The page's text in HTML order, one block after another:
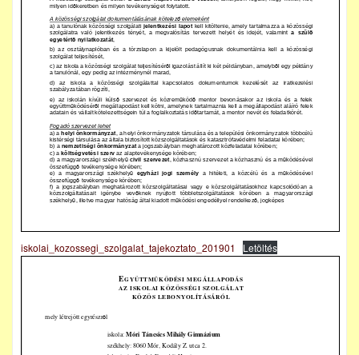
iskolai_kozossegi_szolgalat_tajekoztato_201901 Letöltés